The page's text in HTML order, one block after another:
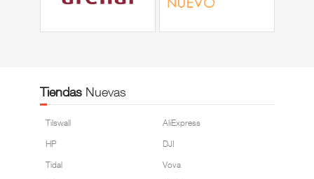
TiendasNuevas
Tilswall
AliExpress
HP
DJI
Tidal
Vova